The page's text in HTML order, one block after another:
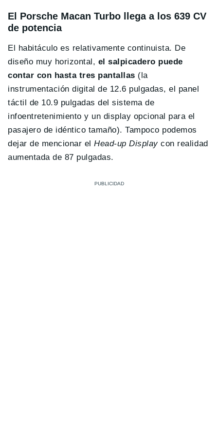
El Porsche Macan Turbo llega a los 639 CV
de potencia
El habitáculo es relativamente continuista. De
diseño muy horizontal, el salpicadero puede
contar con hasta tres pantallas (la
instrumentación digital de 12.6 pulgadas, el panel
táctil de 10.9 pulgadas del sistema de
infoentretenimiento y un display opcional para el
pasajero de idéntico tamaño). Tampoco podemos
dejar de mencionar elHead-up Displaycon realidad
aumentada de 87 pulgadas.